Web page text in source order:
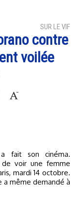
SUR LE VIF
contre
voilée
de voir une femme
mardi 14 octobre.
a même demandé à